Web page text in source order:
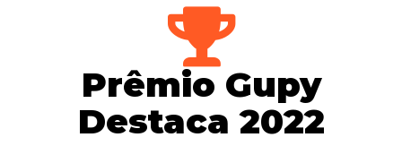
Prêmio Gupy
Destaca 2022